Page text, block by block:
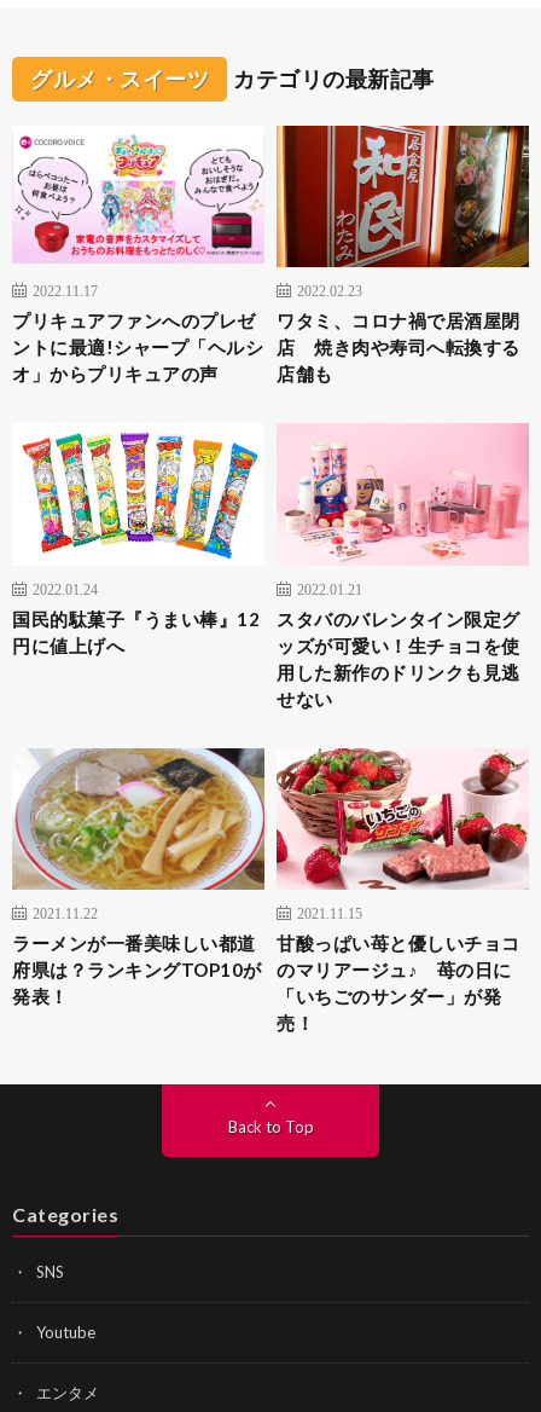
グルメ・スイーツ カテゴリの最新記事
2022.11.17
プリキュアファンへのプレゼ
ントに最適!シャープ「ヘルシ
オ」からプリキュアの声
2022.02.23
ワタミ、コロナ禍で居酒屋閉
店 焼き肉や寿司へ転換する
店舗も
2022.01.24
国民的駄菓子『うまい棒』12
円に値上げへ
2022.01.21
スタバのバレンタイン限定グ
ッズが可愛い！生チョコを使
用した新作のドリンクも見逃
せない
2021.11.22
ラーメンが一番美味しい都道
府県は？ランキングTOP10が
発表！
2021.11.15
甘酸っぱい苺と優しいチョコ
のマリアージュ♪ 苺の日に
「いちごのサンダー」が発
売！
Back to Top
Categories
SNS
Youtube
エンタメ